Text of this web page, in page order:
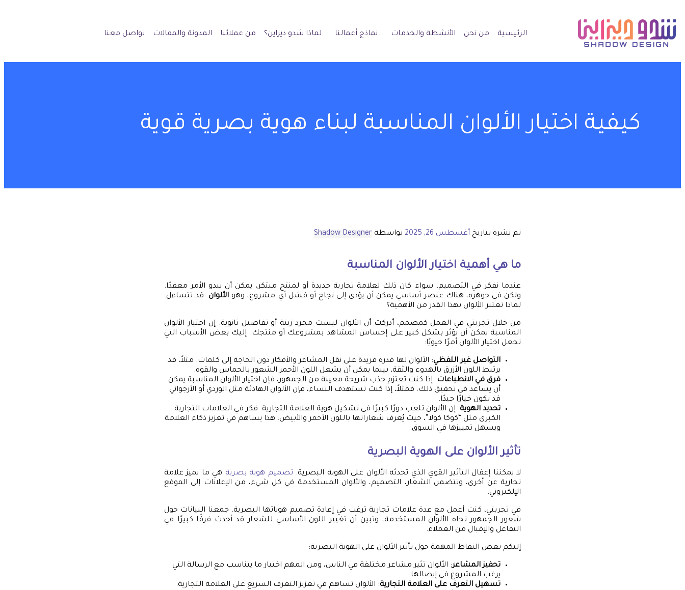
الرئيسية من نحن الأنشطة والخدمات نماذج أعمالنا لماذا شدو ديزاين؟ من عملائنا المدونة والمقالات تواصل معنا
كيفية اختيار الألوان المناسبة لبناء هوية بصرية قوية
تم نشره بتاريخ أغسطس 26, 2025 بواسطة Shadow Designer
ما هي أهمية اختيار الألوان المناسبة
عندما نفكر في التصميم، سواء كان ذلك لعلامة تجارية جديدة أو لمنتج مبتكر، يمكن أن يبدو الأمر معقدًا.
ولكن في جوهره، هناك عنصر أساسي يمكن أن يؤدي إلى نجاح أو فشل أي مشروع، وهو الألوان. قد تتساءل:
لماذا تعتبر الألوان بهذا القدر من الأهمية؟
من خلال تجربتي في العمل كمصمم، أدركت أن الألوان ليست مجرد زينة أو تفاصيل ثانوية. إن اختيار الألوان
المناسبة يمكن أن يؤثر بشكل كبير على إحساس المشاهد بمشروعك أو منتجك. إليك بعض الأسباب التي
تجعل اختيار الألوان أمرًا حيويًا:
التواصل غير اللفظي: الألوان لها قدرة فريدة على نقل المشاعر والأفكار دون الحاجة إلى كلمات. مثلاً، قد
يرتبط اللون الأزرق بالهدوء والثقة، بينما يمكن أن يشعل اللون الأحمر الشعور بالحماس والقوة.
فرق في الانطباعات: إذا كنت تعتزم جذب شريحة معينة من الجمهور، فإن اختيار الألوان المناسبة يمكن
أن يساعد في تحقيق ذلك. فمثلاً، إذا كنت تستهدف النساء، فإن الألوان الهادئة مثل الوردي أو الأرجواني
قد تكون خيارًا جيدًا.
تحديد الهوية: إن الألوان تلعب دورًا كبيرًا في تشكيل هوية العلامة التجارية. فكر في العلامات التجارية
الكبرى مثل “كوكا كولا”، حيث يُعرف شعاراتها باللون الأحمر والأبيض. هذا يساهم في تعزيز ذكاء العلامة
ويسهل تمييزها في السوق.
تأثير الألوان على الهوية البصرية
لا يمكننا إغفال التأثير القوي الذي تحدثه الألوان على الهوية البصرية. تصميم هوية بصرية هي ما يميز علامة
تجارية عن أخرى، وتتضمن الشعار، التصميم، والألوان المستخدمة في كل شيء، من الإعلانات إلى الموقع
الإلكتروني.
في تجربتي، كنت أعمل مع عدة علامات تجارية ترغب في إعادة تصميم هوياتها البصرية. جمعنا البيانات حول
شعور الجمهور تجاه الألوان المستخدمة، وتبين أن تغيير اللون الأساسي للشعار قد أحدث فرقًا كبيرًا في
التفاعل والإقبال من العملاء.
إليكم بعض النقاط المهمة حول تأثير الألوان على الهوية البصرية:
تحفيز المشاعر: الألوان تثير مشاعر مختلفة في الناس، ومن المهم اختيار ما يتناسب مع الرسالة التي
يرغب المشروع في إيصالها.
تسهيل التعرف على العلامة التجارية: الألوان تساهم في تعزيز التعرف السريع على العلامة التجارية.